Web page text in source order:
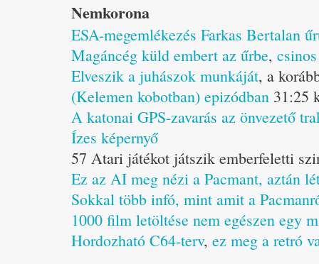
Nemkorona
ESA-megemlékezés Farkas Bertalan
Magáncég küld embert az űrbe,
Elveszik a juhászok munkáját, a
(Kelemen kobotban) epizódban 31:25
A katonai GPS-zavarás az önvezető
Ízes képernyő
57 Atari játékot játszik emberfeletti
Ez az AI meg nézi a Pacmant, aztán
Sokkal több infó, mint amit a
1000 film letöltése nem egészen egy
Hordozható C64-terv, ez meg a retró